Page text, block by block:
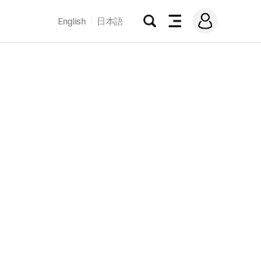
English 日本語
검
전
메
그